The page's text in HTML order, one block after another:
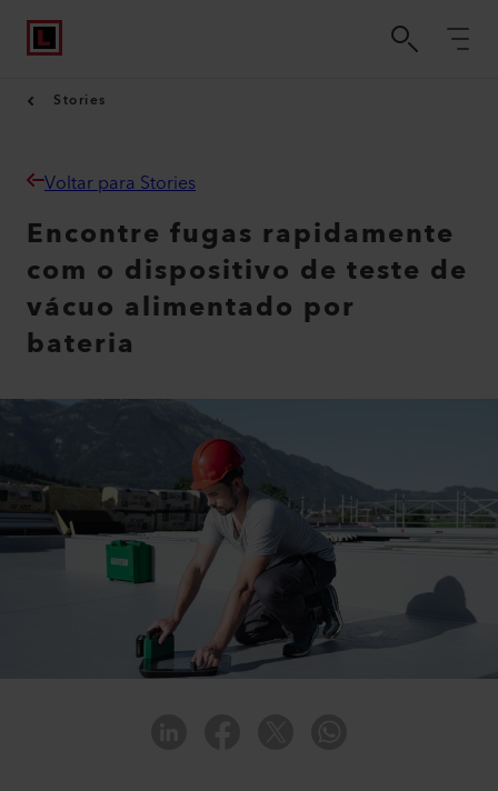
Stories
Voltar para Stories
Encontre fugas rapidamente
com o dispositivo de teste de
vácuo alimentado por
bateria